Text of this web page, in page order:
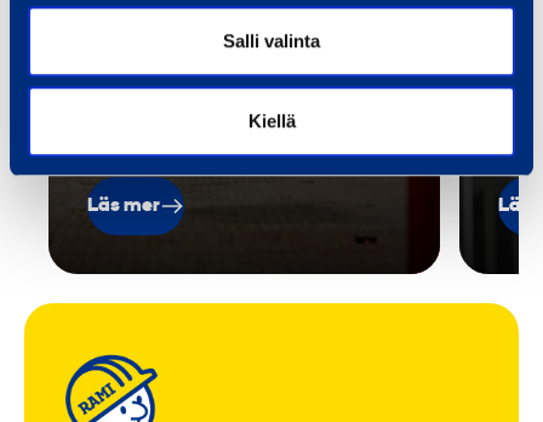
Salli valinta
Kiellä
flexibelt, snabbt och pålitligt.
Läs mer Läs